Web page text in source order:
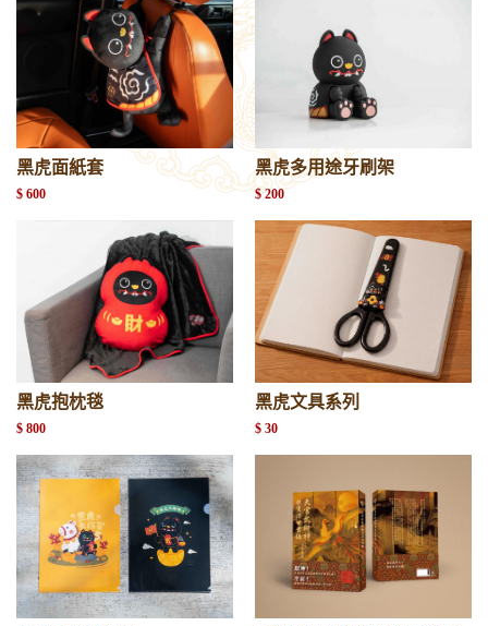
黑虎面紙套
$ 600
黑虎多用途牙刷架
$ 200
黑虎抱枕毯
$ 800
黑虎文具系列
$ 30